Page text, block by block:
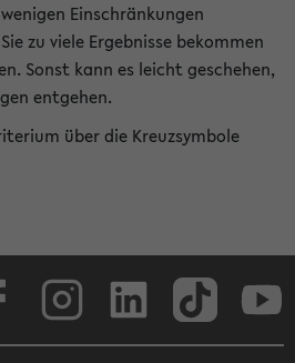
Einschränkungen
zu viele Ergebnisse bekommen
Sonst kann es leicht geschehen,
entgehen.
über die Kreuzsymbole